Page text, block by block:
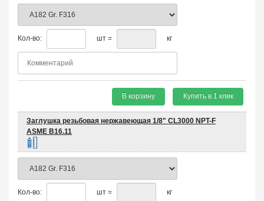
Кол-во: шт = кг
В корзину Купить в 1 клик
Заглушка резьбовая нержавеющая 1/8" CL3000 NPT-F
ASME B16.11
Кол-во: шт = кг